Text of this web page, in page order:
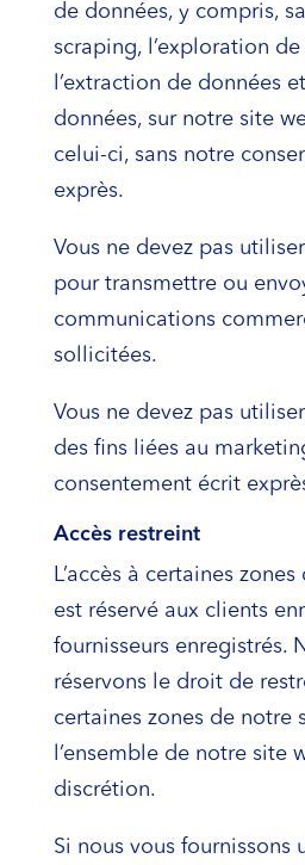
de données, y compris,
scraping, l’exploration
l’extraction de données
données, sur notre site
celui-ci, sans notre
exprès.
Vous ne devez pas
pour transmettre ou
communications
sollicitées.
Vous ne devez pas
des fins liées au
consentement écrit
Accès restreint
L’accès à certaines
est réservé aux clients
fournisseurs enregistrés.
réservons le droit de
certaines zones de notre
l’ensemble de notre site
discrétion.
Si nous vous fournissons